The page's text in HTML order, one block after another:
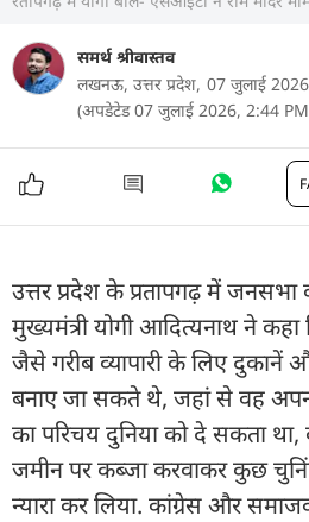
समर्थ श्रीवास्तव
लखनऊ, उत्तर प्रदेश, 07 जुलाई
(अपडेटेड 07 जुलाई 2026, 2:44
उत्तर प्रदेश के प्रतापगढ़ में
मुख्यमंत्री योगी आदित्यनाथ ने कहा
जैसे गरीब व्यापारी के लिए दुकानें और
बनाए जा सकते थे, जहां से वह अपनी
का परिचय दुनिया को दे सकता
जमीन पर कब्जा करवाकर कुछ
न्यारा कर लिया. कांग्रेस और